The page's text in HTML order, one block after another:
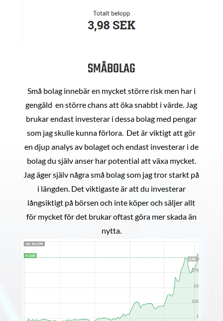
SMÅBOLAG
Små bolag innebär en mycket större risk men har i
gengäld en större chans att öka snabbt i värde. Jag
brukar endast investerar i dessa bolag med pengar
som jag skulle kunna förlora. Det är viktigt att gör
en djup analys av bolaget och endast investerar i de
bolag du själv anser har potential att växa mycket.
Jag äger själv några små bolag som jag tror starkt på
i längden. Det viktigaste är att du investerar
långsiktigt på börsen och inte köper och säljer allt
för mycket för det brukar oftast göra mer skada än
nytta.